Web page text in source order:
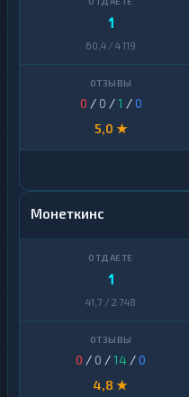
1
60,4 / 4 119
0 / 0 /1 /0
5,0 ★
Монеткинс
1
41,7 / 2 748
0 / 0 /14 /0
4,8 ★